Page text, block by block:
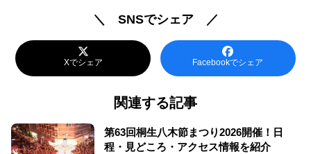
＼ SNSでシェア ／
Xでシェア Facebookでシェア
関連する記事
第63回桐生八木節まつり2026開催！日
程・見どころ・アクセス情報を紹介